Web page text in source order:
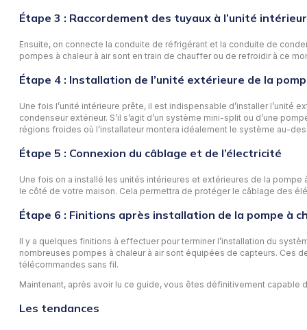
Étape 3 : Raccordement des tuyaux à l’unité
Ensuite, on connecte la conduite de réfrigérant et la conduite de
pompes à chaleur à air sont en train de chauffer ou de refroidir à ce
Étape 4 : Installation de l’unité extérieure de la
Une fois l’unité intérieure prête, il est indispensable d’installer
condenseur extérieur. S’il s’agit d’un système mini-split ou d’une
régions froides où l’installateur montera idéalement le système au-
Étape 5 : Connexion du câblage et de l’électricité
Une fois on a installé les unités intérieures et extérieures de la
le côté de votre maison. Cela permettra de protéger le câblage des
Étape 6 : Finitions après installation de la pompe à
Il y a quelques finitions à effectuer pour terminer l’installation du
nombreuses pompes à chaleur à air sont équipées de capteurs. Ces
télécommandes sans fil.
Maintenant, après avoir lu ce guide, vous êtes définitivement capable
Les tendances